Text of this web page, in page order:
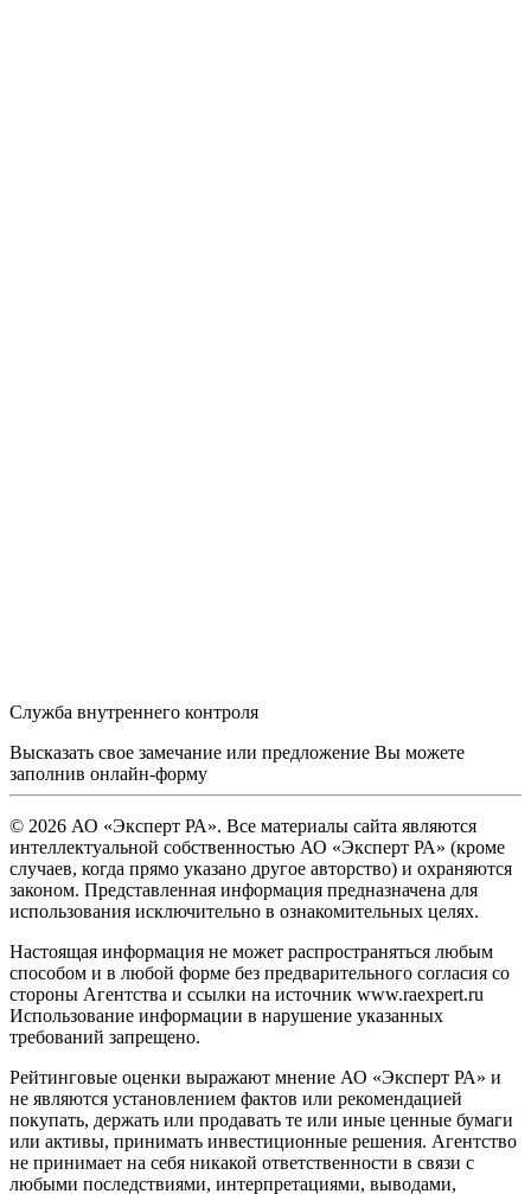
Служба внутреннего контроля
Высказать свое замечание или предложение Вы можете
заполнив онлайн-форму
© 2026 АО «Эксперт РА». Все материалы сайта являются
интеллектуальной собственностью АО «Эксперт РА» (кроме
случаев, когда прямо указано другое авторство) и охраняются
законом. Представленная информация предназначена для
использования исключительно в ознакомительных целях.
Настоящая информация не может распространяться любым
способом и в любой форме без предварительного согласия со
стороны Агентства и ссылки на источник www.raexpert.ru
Использование информации в нарушение указанных
требований запрещено.
Рейтинговые оценки выражают мнение АО «Эксперт РА» и
не являются установлением фактов или рекомендацией
покупать, держать или продавать те или иные ценные бумаги
или активы, принимать инвестиционные решения. Агентство
не принимает на себя никакой ответственности в связи с
любыми последствиями, интерпретациями, выводами,